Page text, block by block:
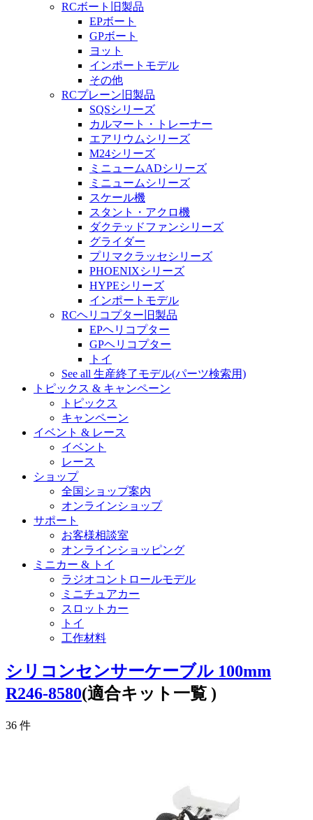
RCボート旧製品
EPボート
GPボート
ヨット
インポートモデル
その他
RCプレーン旧製品
SQSシリーズ
カルマート・トレーナー
エアリウムシリーズ
M24シリーズ
ミニュームADシリーズ
ミニュームシリーズ
スケール機
スタント・アクロ機
ダクテッドファンシリーズ
グライダー
プリマクラッセシリーズ
PHOENIXシリーズ
HYPEシリーズ
インポートモデル
RCヘリコプター旧製品
EPヘリコプター
GPヘリコプター
トイ
See all 生産終了モデル(パーツ検索用)
トピックス & キャンペーン
トピックス
キャンペーン
イベント & レース
イベント
レース
ショップ
全国ショップ案内
オンラインショップ
サポート
お客様相談室
オンラインショッピング
ミニカー & トイ
ラジオコントロールモデル
ミニチュアカー
スロットカー
トイ
工作材料
シリコンセンサーケーブル 100mm
R246-8580(適合キット一覧 )
36 件